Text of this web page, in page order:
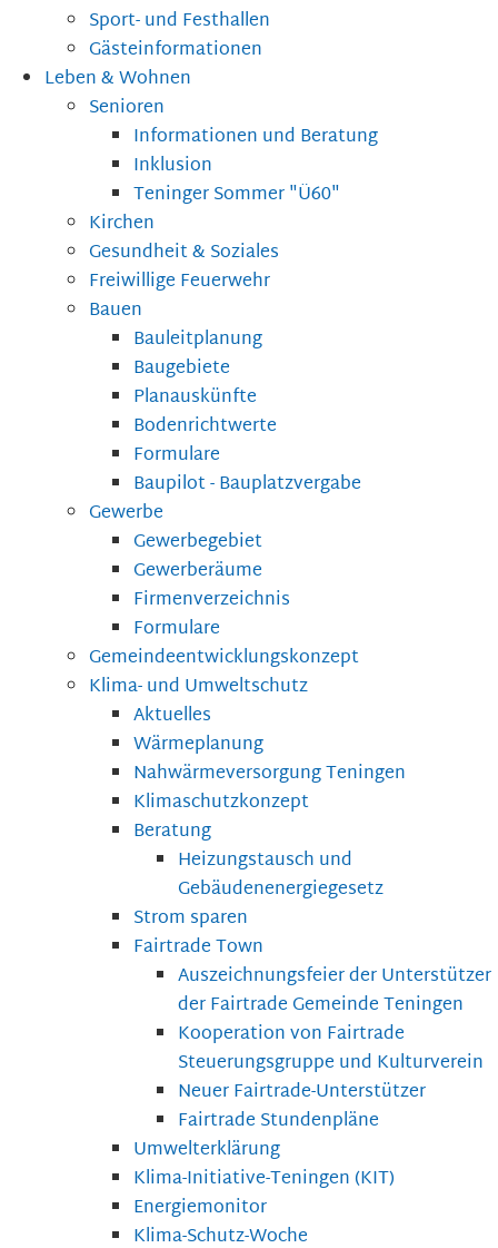
Sport- und Festhallen
Gästeinformationen
Leben & Wohnen
Senioren
Informationen und Beratung
Inklusion
Teninger Sommer "Ü60"
Kirchen
Gesundheit & Soziales
Freiwillige Feuerwehr
Bauen
Bauleitplanung
Baugebiete
Planauskünfte
Bodenrichtwerte
Formulare
Baupilot - Bauplatzvergabe
Gewerbe
Gewerbegebiet
Gewerberäume
Firmenverzeichnis
Formulare
Gemeindeentwicklungskonzept
Klima- und Umweltschutz
Aktuelles
Wärmeplanung
Nahwärmeversorgung Teningen
Klimaschutzkonzept
Beratung
Heizungstausch und
Gebäudenenergiegesetz
Strom sparen
Fairtrade Town
Auszeichnungsfeier der Unterstützer
der Fairtrade Gemeinde Teningen
Kooperation von Fairtrade
Steuerungsgruppe und Kulturverein
Neuer Fairtrade-Unterstützer
Fairtrade Stundenpläne
Umwelterklärung
Klima-Initiative-Teningen (KIT)
Energiemonitor
Klima-Schutz-Woche